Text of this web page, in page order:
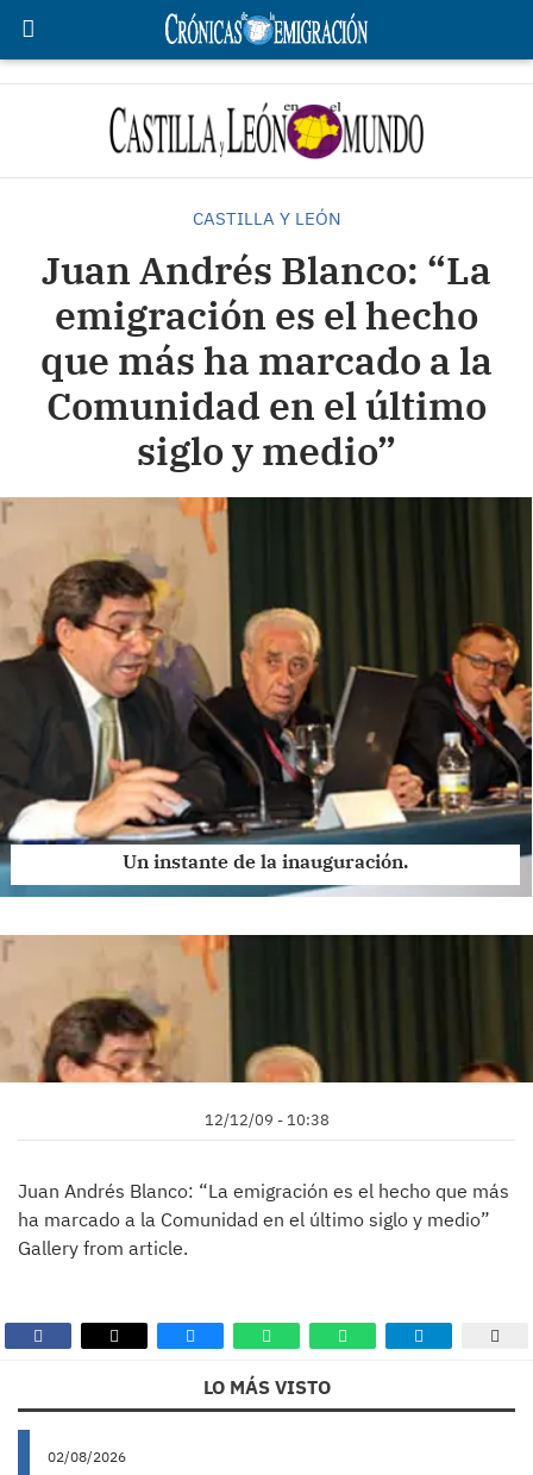
CASTILLA Y LEÓN
Juan Andrés Blanco: “La
emigración es el hecho
que más ha marcado a la
Comunidad en el último
siglo y medio”
Un instante de la inauguración.
12/12/09 - 10:38
Juan Andrés Blanco: “La emigración es el hecho que más
ha marcado a la Comunidad en el último siglo y medio”
Gallery from article.
LO MÁS VISTO
02/08/2026